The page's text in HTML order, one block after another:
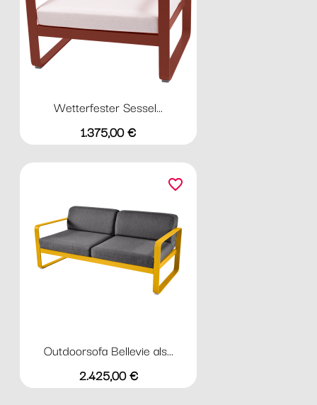
Wetterfester Sessel...
Preis
1.375,00 €
Outdoorsofa Bellevie als...
Preis
2.425,00 €
favorite_border